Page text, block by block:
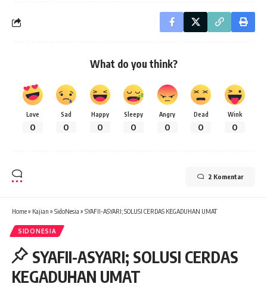
What do you think?
Love
0
Sad
0
Happy
0
Sleepy
0
Angry
0
Dead
0
Wink
0
2 Komentar
Home» Kajian » SidoNesia » SYAFII-ASYARI; SOLUSI CERDAS KEGADUHAN UMAT
SIDONESIA
SYAFII-ASYARI; SOLUSI CERDAS
KEGADUHAN UMAT